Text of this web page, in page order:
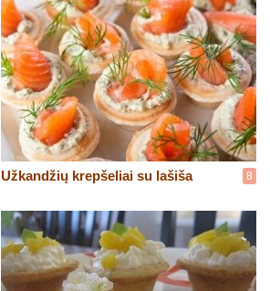
Užkandžių krepšeliai su lašiša 8